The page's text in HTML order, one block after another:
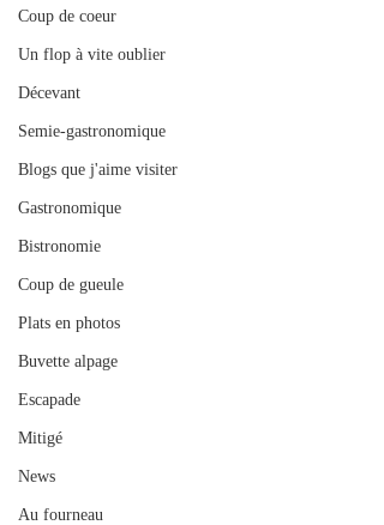
Coup de coeur
Un flop à vite oublier
Décevant
Semie-gastronomique
Blogs que j'aime visiter
Gastronomique
Bistronomie
Coup de gueule
Plats en photos
Buvette alpage
Escapade
Mitigé
News
Au fourneau